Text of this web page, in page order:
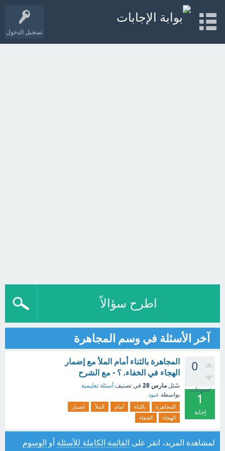
تسجيل الدخول
اطرح سؤالاً
آخر الأسئلة في وسم المجاهرة
0
تصويتات
1
إجابة
المجاهرة بالثناء أمام الملأ مع إضمار
الهجاء في الخفاء. ؟ - مع الشرح
سُئل مارس 28 في تصنيف أسئلة تعليمية
بواسطة عبود
المجاهرة بالثناء أمام الملأ
إضمار
الهجاء
الخفاء
لمشاهدة المزيد، انقر على القائمة الكاملة للأسئلة أو الوسوم